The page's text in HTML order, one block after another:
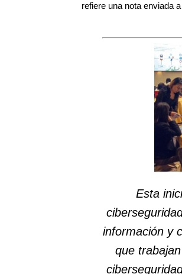
refiere una nota enviada
Esta
información y
que